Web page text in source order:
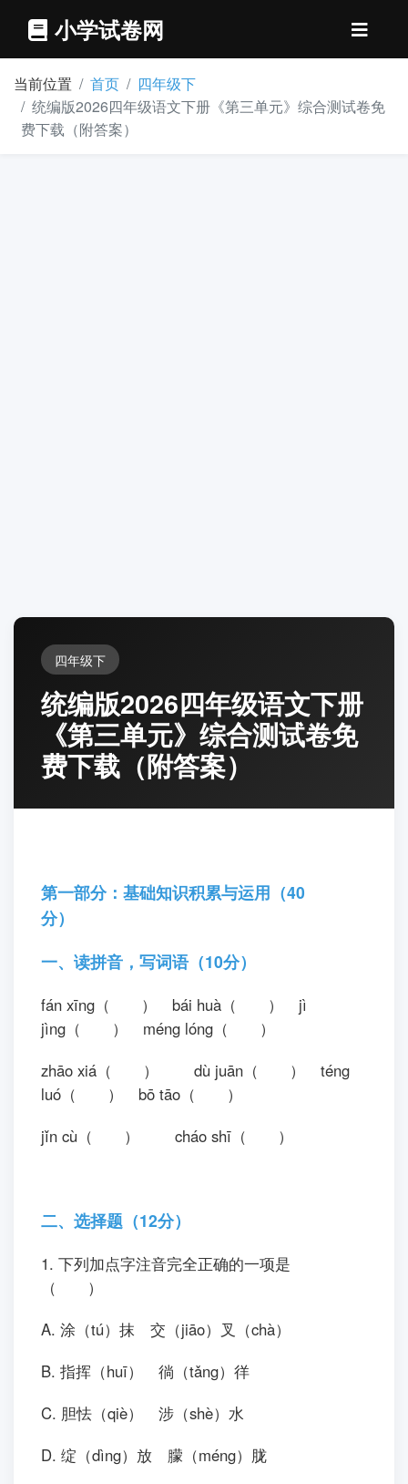
小学试卷网
当前位置 首页
四年级下
统编版2026四年级语文下册《第三单元》综合测试卷免
费下载（附答案）
四年级下
统编版2026四年级语文下册
《第三单元》综合测试卷免
费下载（附答案）
第一部分：基础知识积累与运用（40
分）
一、读拼音，写词语（10分）
fán xīng（ ） bái huà（ ） jì
jìng（ ） méng lóng（ ）
zhāo xiá（ ） dù juān（ ） téng
luó（ ） bō tāo（ ）
jǐn cù（ ） cháo shī（ ）
二、选择题（12分）
1. 下列加点字注音完全正确的一项是
（ ）
A. 涂（tú）抹 交（jiāo）叉（chà）
B. 指挥（huī） 徜（tǎng）徉
C. 胆怯（qiè） 涉（shè）水
D. 绽（dìng）放 朦（méng）胧